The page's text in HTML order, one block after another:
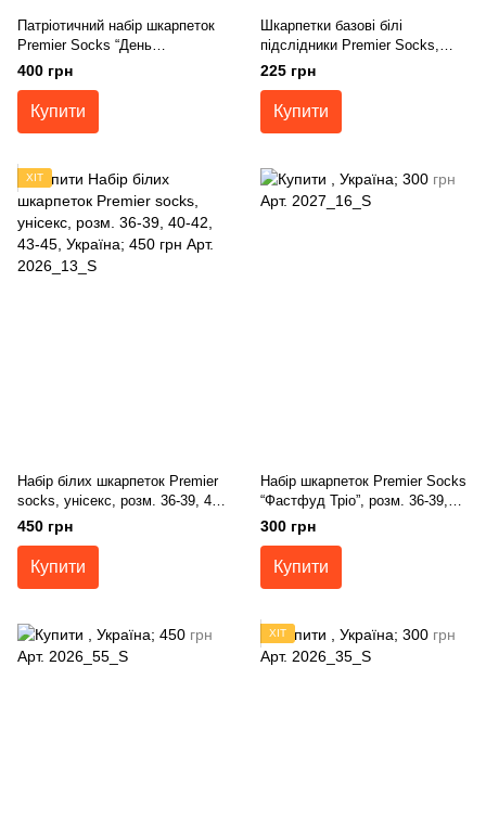
Патріотичний набір шкарпеток
Premier Socks “День
Незалежності”, 3 пари в наборі,
розм. 36-39, 40-42, 43-45
400 грн
Купити
Шкарпетки базові білі
підслідники Premier Socks,
набір 5 шт. унісекс, 36-39, 40-
42, 43-45
225 грн
Купити
ХІТ
Набір білих шкарпеток Premier
socks, унісекс, розм. 36-39, 40-
42, 43-45
450 грн
Купити
Набір шкарпеток Premier Socks
“Фастфуд Тріо”, розм. 36-39,
40-42, 43-45
300 грн
Купити
ХІТ